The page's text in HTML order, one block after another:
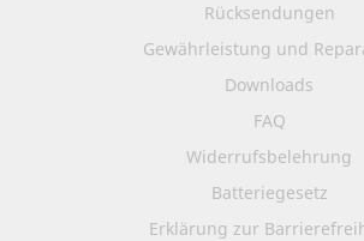
Rücksendungen
Gewährleistung und
Downloads
FAQ
Widerrufsbelehrung
Batteriegesetz
Erklärung zur